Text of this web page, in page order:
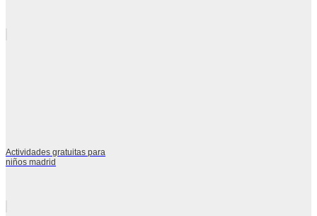
Actividades gratuitas para
niños madrid